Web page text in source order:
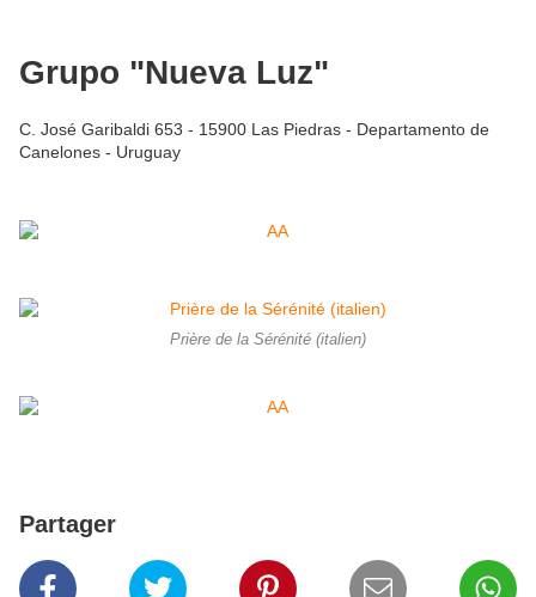
Grupo "Nueva Luz"
C. José Garibaldi 653 - 15900 Las Piedras - Departamento de
Canelones - Uruguay
Prière de la Sérénité (italien)
Partager